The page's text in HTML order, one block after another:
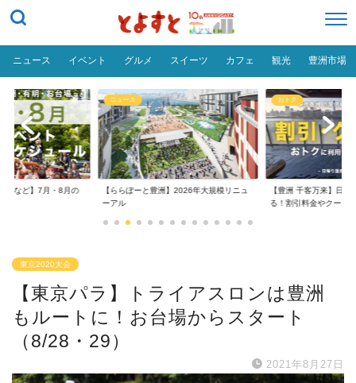
ニュース イベント グルメ スイーツ カフェ 観光 豊洲市場
場など】7月・8月の
ニュース
【ららぽーと豊洲】2026年大規模リニュ
ーアル
おトク
【豊洲 千客万来】日帰
る！割引料金やクーポ...
東京2020大会
【東京パラ】トライアスロンは豊洲
もルートに！お台場からスタート
（8/28・29）
2021年8月27日